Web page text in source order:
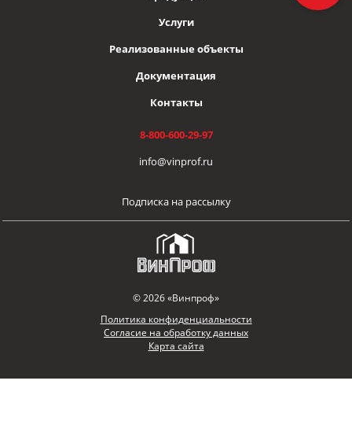
© 2026 «Винпроф»
Политика конфиденциальности
Согласие на обработку данных
Карта сайта
Услуги
Реализованные объекты
Документация
Контакты
8-800-600-29-97
info@vinprof.ru
Подписка на рассылку